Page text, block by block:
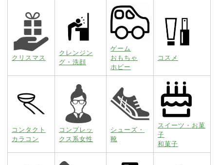
クリスマス
クレンジン
グ・洗顔
ゲーム
おもちゃ
ホビー
コスメ
コンタクト
カラコン
コンプレッ
クス系女性
シューズ・
靴
スイーツ・お菓
子
和菓子